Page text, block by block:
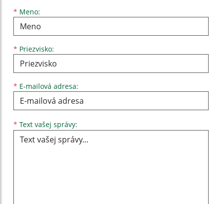
* Meno:
Meno
* Priezvisko:
Priezvisko
* E-mailová adresa:
E-mailová adresa
* Text vašej správy: